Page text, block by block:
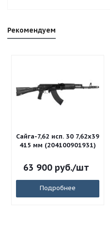
Рекомендуем
Сайга-7,62 исп. 30 7,62x39
415 мм (204100901931)
63 900руб./шт
Подробнее